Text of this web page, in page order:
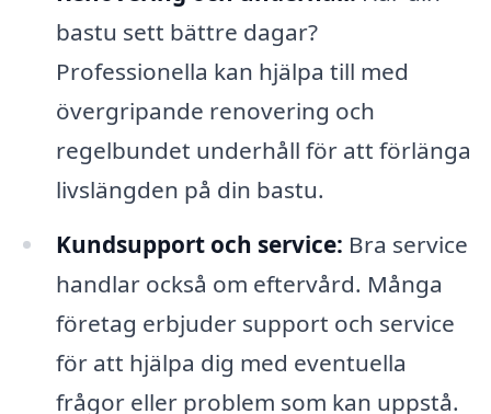
bastu sett bättre dagar?
Professionella kan hjälpa till med
övergripande renovering och
regelbundet underhåll för att förlänga
livslängden på din bastu.
Kundsupport och service: Bra service
handlar också om eftervård. Många
företag erbjuder support och service
för att hjälpa dig med eventuella
frågor eller problem som kan uppstå.